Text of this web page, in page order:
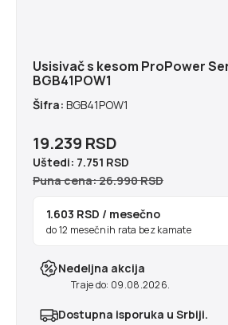
Usisivač s kesom ProPower
BGB41POW1
Šifra: BGB41POW1
19.239 RSD
Uštedi: 7.751 RSD
Puna cena: 26.990 RSD
1.603 RSD / mesečno
do 12 mesečnih rata bez kamate
Nedeljna akcija
Traje do: 09.08.2026.
Dostupna isporuka u Srbiji.